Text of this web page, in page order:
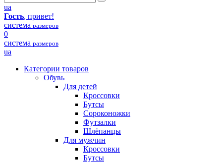
ua
Гость, привет!
система размеров
0
система размеров
ua
Категории товаров
Обувь
Для детей
Кроссовки
Бутсы
Сороконожки
Футзалки
Шлёпанцы
Для мужчин
Кроссовки
Бутсы